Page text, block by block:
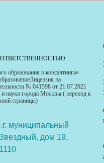
образования и консалтинга»
на
№ 041598 от 21.07.2021
науки города Москвы ( переход к
страницы)
муниципальный
дом 19,